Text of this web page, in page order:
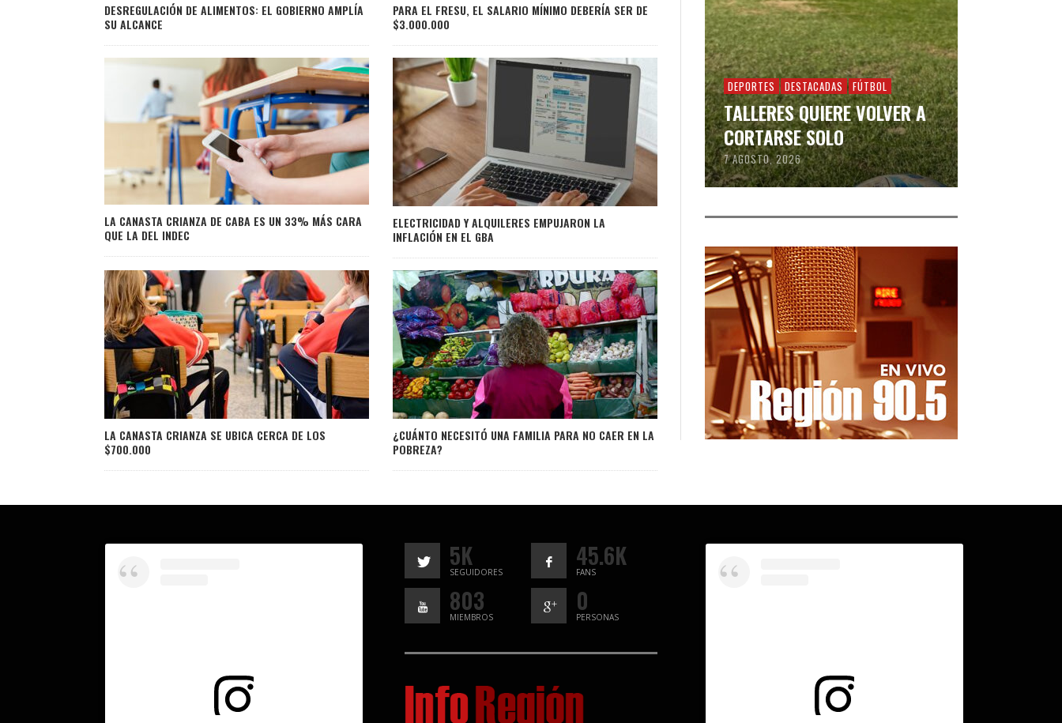
DESREGULACIÓN DE ALIMENTOS: EL GOBIERNO AMPLÍA
SU ALCANCE
PARA EL FRESU, EL SALARIO MÍNIMO DEBERÍA SER DE
$3.000.000
LA CANASTA CRIANZA DE CABA ES UN 33% MÁS CARA
QUE LA DEL INDEC
ELECTRICIDAD Y ALQUILERES EMPUJARON LA
INFLACIÓN EN EL GBA
LA CANASTA CRIANZA SE UBICA CERCA DE LOS
$700.000
¿CUÁNTO NECESITÓ UNA FAMILIA PARA NO CAER EN LA
POBREZA?
DEPORTES DESTACADAS FÚTBOL
TALLERES QUIERE VOLVER A
CORTARSE SOLO
7 AGOSTO, 2026
5K
SEGUIDORES
45.6K
FANS
803
MIEMBROS
0
PERSONAS